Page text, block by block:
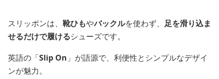
スリッポンは、 靴ひもやバックルを使わず、 足を滑り込ま
せるだけで履けるシューズです。
英語の「Slip On 」が語源で、利便性とシンプルなデザイ
ンが魅力。